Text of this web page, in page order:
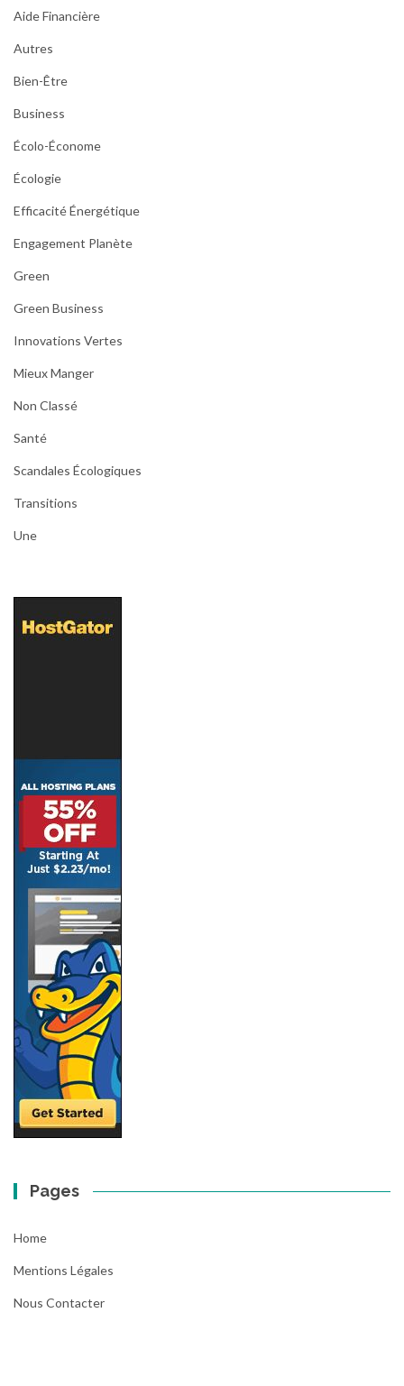
Aide Financière
Autres
Bien-Être
Business
Écolo-Économe
Écologie
Efficacité Énergétique
Engagement Planète
Green
Green Business
Innovations Vertes
Mieux Manger
Non Classé
Santé
Scandales Écologiques
Transitions
Une
Pages
Home
Mentions Légales
Nous Contacter